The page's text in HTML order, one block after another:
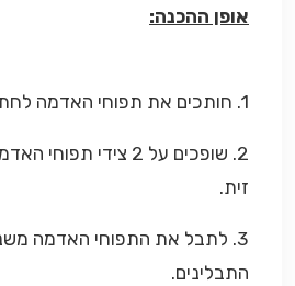
אופן ההכנה:
1. חותכים את תפוחי האדמה לחתיכות דקות.
2. שופכים על 2 צידי
זית.
3. לתבל את התפוחי האדמה
התבלינים.